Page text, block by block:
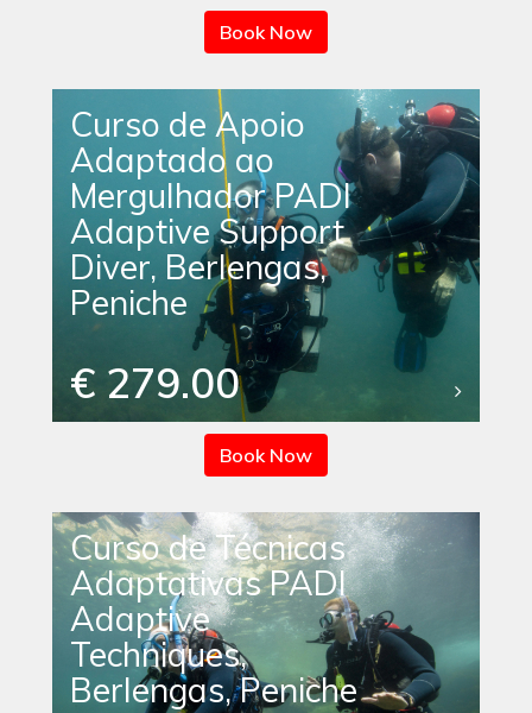
Book Now
Curso de Apoio
Adaptado ao
Mergulhador PADI
Adaptive Support
Diver, Berlengas,
Peniche
€ 279.00
Book Now
Curso de Técnicas
Adaptativas PADI
Adaptive
Techniques,
Berlengas, Peniche